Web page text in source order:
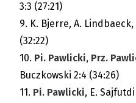
3:3 (27:21)
9. K. Bjerre, A. Lindbaeck,
(32:22)
10. Pi. Pawlicki, Prz.
Buczkowski 2:4 (34:26)
11. Pi. Pawlicki, E.